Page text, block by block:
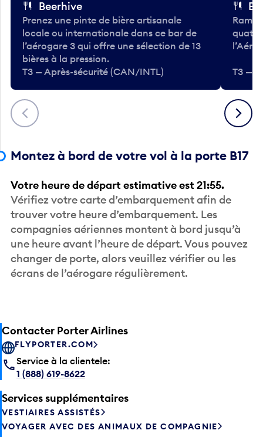
Précédent
Prenez une pinte de bière artisanale
locale ou internationale dans ce bar de
l’aérogare 3 qui offre une sélection de 13
bières à la pression.
T3 — Après-sécurité (CAN/INTL)
Suivant
Vérifiez votre carte d’embarquement afin de
trouver votre heure d’embarquement. Les
compagnies aériennes montent à bord jusqu’à
une heure avant l’heure de départ. Vous pouvez
changer de porte, alors veuillez vérifier ou les
écrans de l’aérogare régulièrement.
FLYPORTER.COM
Service à la clientele:
1 (888) 619-8622
VESTIAIRES ASSISTÉS
VOYAGER AVEC DES ANIMAUX DE COMPAGNIE
VOYAGE EN FAMILLE